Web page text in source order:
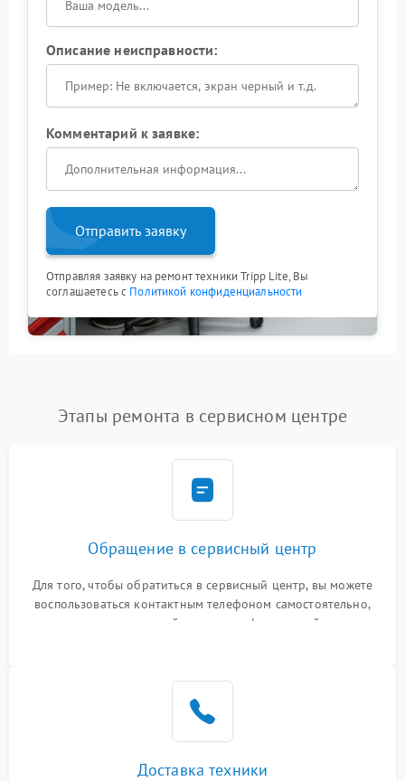
Описание неисправности:
Комментарий к заявке:
Отправить заявку
Отправляя заявку на ремонт техники Tripp Lite, Вы
соглашаетесь с Политикой конфиденциальности
Этапы ремонта в сервисном центре
Обращение в сервисный центр
Для того, чтобы обратиться в сервисный центр, вы можете
воспользоваться контактным телефоном самостоятельно,
или оставить свой номер телефона на сайте
Доставка техники